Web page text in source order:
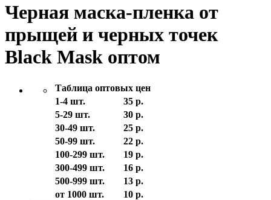
Черная маска-пленка от
прыщей и черных точек
Black Mask оптом
Таблица оптовых цен
1-4 шт.
35 р.
5-29 шт.
30 р.
30-49 шт.
25 р.
50-99 шт.
22 р.
100-299 шт.
19 р.
300-499 шт.
16 р.
500-999 шт.
13 р.
от 1000 шт.
10 р.